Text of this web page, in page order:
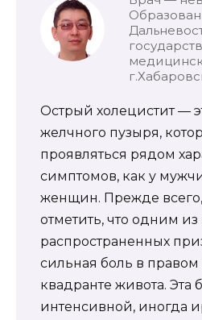
Острый холецистит —
желчного пузыря,
проявляться рядом
симптомов, как у
женщин. Прежде всего,
отметить, что одним
распространенных
сильная боль в
квадранте живота. Эта
интенсивной, иногда